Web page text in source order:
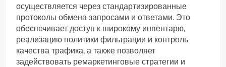
осуществляется через стандартизированные
протоколы обмена запросами и ответами. Это
обеспечивает доступ к широкому инвентарю,
реализацию политики фильтрации и контроль
качества трафика, а также позволяет
задействовать ремаркетинговые стратегии и